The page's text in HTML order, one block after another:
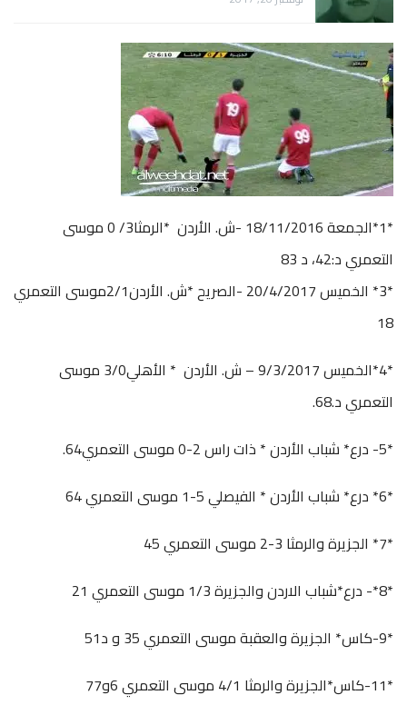
*1*الجمعة 18/11/2016 -ش. الأردن *الرمثا3/ 0 موسى
التعمري د:42، د 83
*3* الخميس 20/4/2017 -الصريح *ش. الأردن2/1موسى التعمري
18
*4*الخميس 9/3/2017 – ش. الأردن * الأهلي3/0 موسى
التعمري د.68.
*5- درع* شباب الأردن * ذات راس 2-0 موسى التعمري64.
*6* درع* شباب الأردن * الفيصلي 5-1 موسى التعمري 64
*7* الجزيرة والرمثا 3-2 موسى التعمري 45
*8*- درع*شباب الاردن والجزيرة 1/3 موسى التعمري 21
*9-كاس* الجزيرة والعقبة موسى التعمري 35 و د51
*11-كاس*الجزيرة والرمثا 4/1 موسى التعمري 6و77